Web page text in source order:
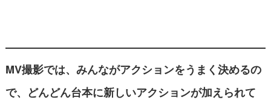
MV撮影では、みんながアクションをうまく決めるの
で、どんどん台本に新しいアクションが加えられて